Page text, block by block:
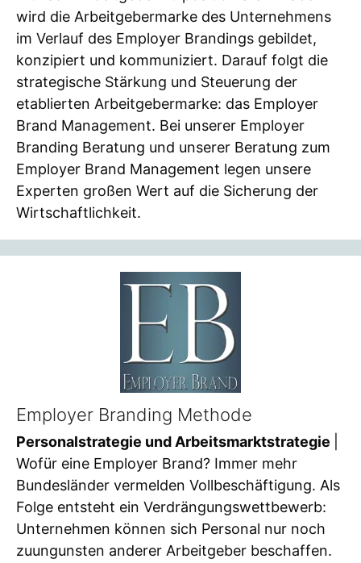
wird die Arbeitgebermarke des Unternehmens
im Verlauf des Employer Brandings gebildet,
konzipiert und kommuniziert. Darauf folgt die
strategische Stärkung und Steuerung der
etablierten Arbeitgebermarke: das Employer
Brand Management. Bei unserer Employer
Branding Beratung und unserer Beratung zum
Employer Brand Management legen unsere
Experten großen Wert auf die Sicherung der
Wirtschaftlichkeit.
Employer Branding Methode
Personalstrategie und Arbeitsmarktstrategie
Wofür eine Employer Brand? Immer mehr
Bundesländer vermelden Vollbeschäftigung. Als
Folge entsteht ein Verdrängungswettbewerb:
Unternehmen können sich Personal nur noch
zuungunsten anderer Arbeitgeber beschaffen.